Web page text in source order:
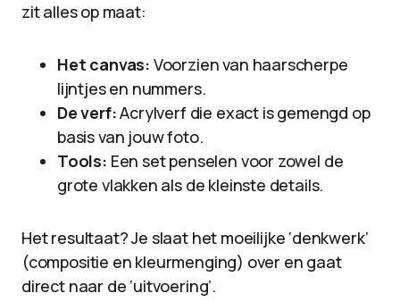
zit alles op maat:
Het canvas: Voorzien van haarscherpe
lijntjes en nummers.
De verf:Acrylverf die exact is gemengd op
basis van jouw foto.
Tools: Een set penselen voor zowel de
grote vlakken als de kleinste details.
Het resultaat? Je slaat het moeilijke ‘denkwerk’
(compositie en kleurmenging) over en gaat
direct naar de ‘uitvoering’.